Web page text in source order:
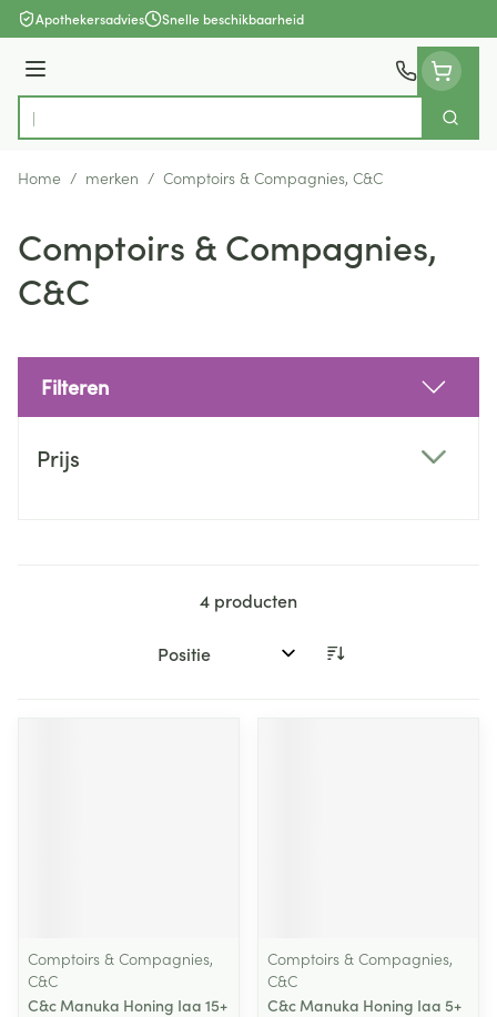
Ga naar de inhoud
Apothekersadvies Snelle beschikbaarheid
Menu
Product, merk, categorie...
Zoek
Home / merken / Comptoirs & Compagnies, C&C
Comptoirs & Compagnies,
C&C
Filteren
Prijs
4 producten
Sorteer op:
Comptoirs & Compagnies,
C&C
C&c Manuka Honing Iaa 15+
Comptoirs & Compagnies,
C&C
C&c Manuka Honing Iaa 5+